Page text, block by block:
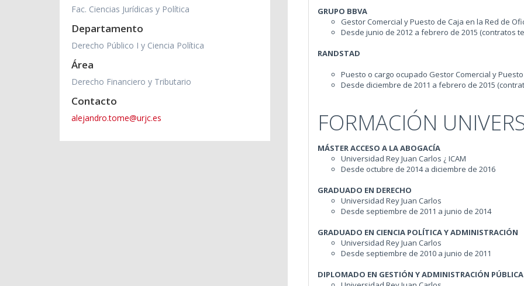
Fac. Ciencias Jurídicas y Política
Departamento
Derecho Público I y Ciencia Política
Área
Derecho Financiero y Tributario
Contacto
alejandro.tome@urjc.es
GRUPO BBVA
Gestor Comercial y Puesto de Caja en la Red de
Desde junio de 2012 a febrero de 2015 (contratos
RANDSTAD
Puesto o cargo ocupado Gestor Comercial y
Desde diciembre de 2011 a febrero de 2015
FORMACIÓN
MÁSTER ACCESO A LA ABOGACÍA
Universidad Rey Juan Carlos ¿ ICAM
Desde octubre de 2014 a diciembre de 2016
GRADUADO EN DERECHO
Universidad Rey Juan Carlos
Desde septiembre de 2011 a junio de 2014
GRADUADO EN CIENCIA POLÍTICA Y ADMINISTRACIÓN
Universidad Rey Juan Carlos
Desde septiembre de 2010 a junio de 2011
DIPLOMADO EN GESTIÓN Y ADMINISTRACIÓN PÚBLICA